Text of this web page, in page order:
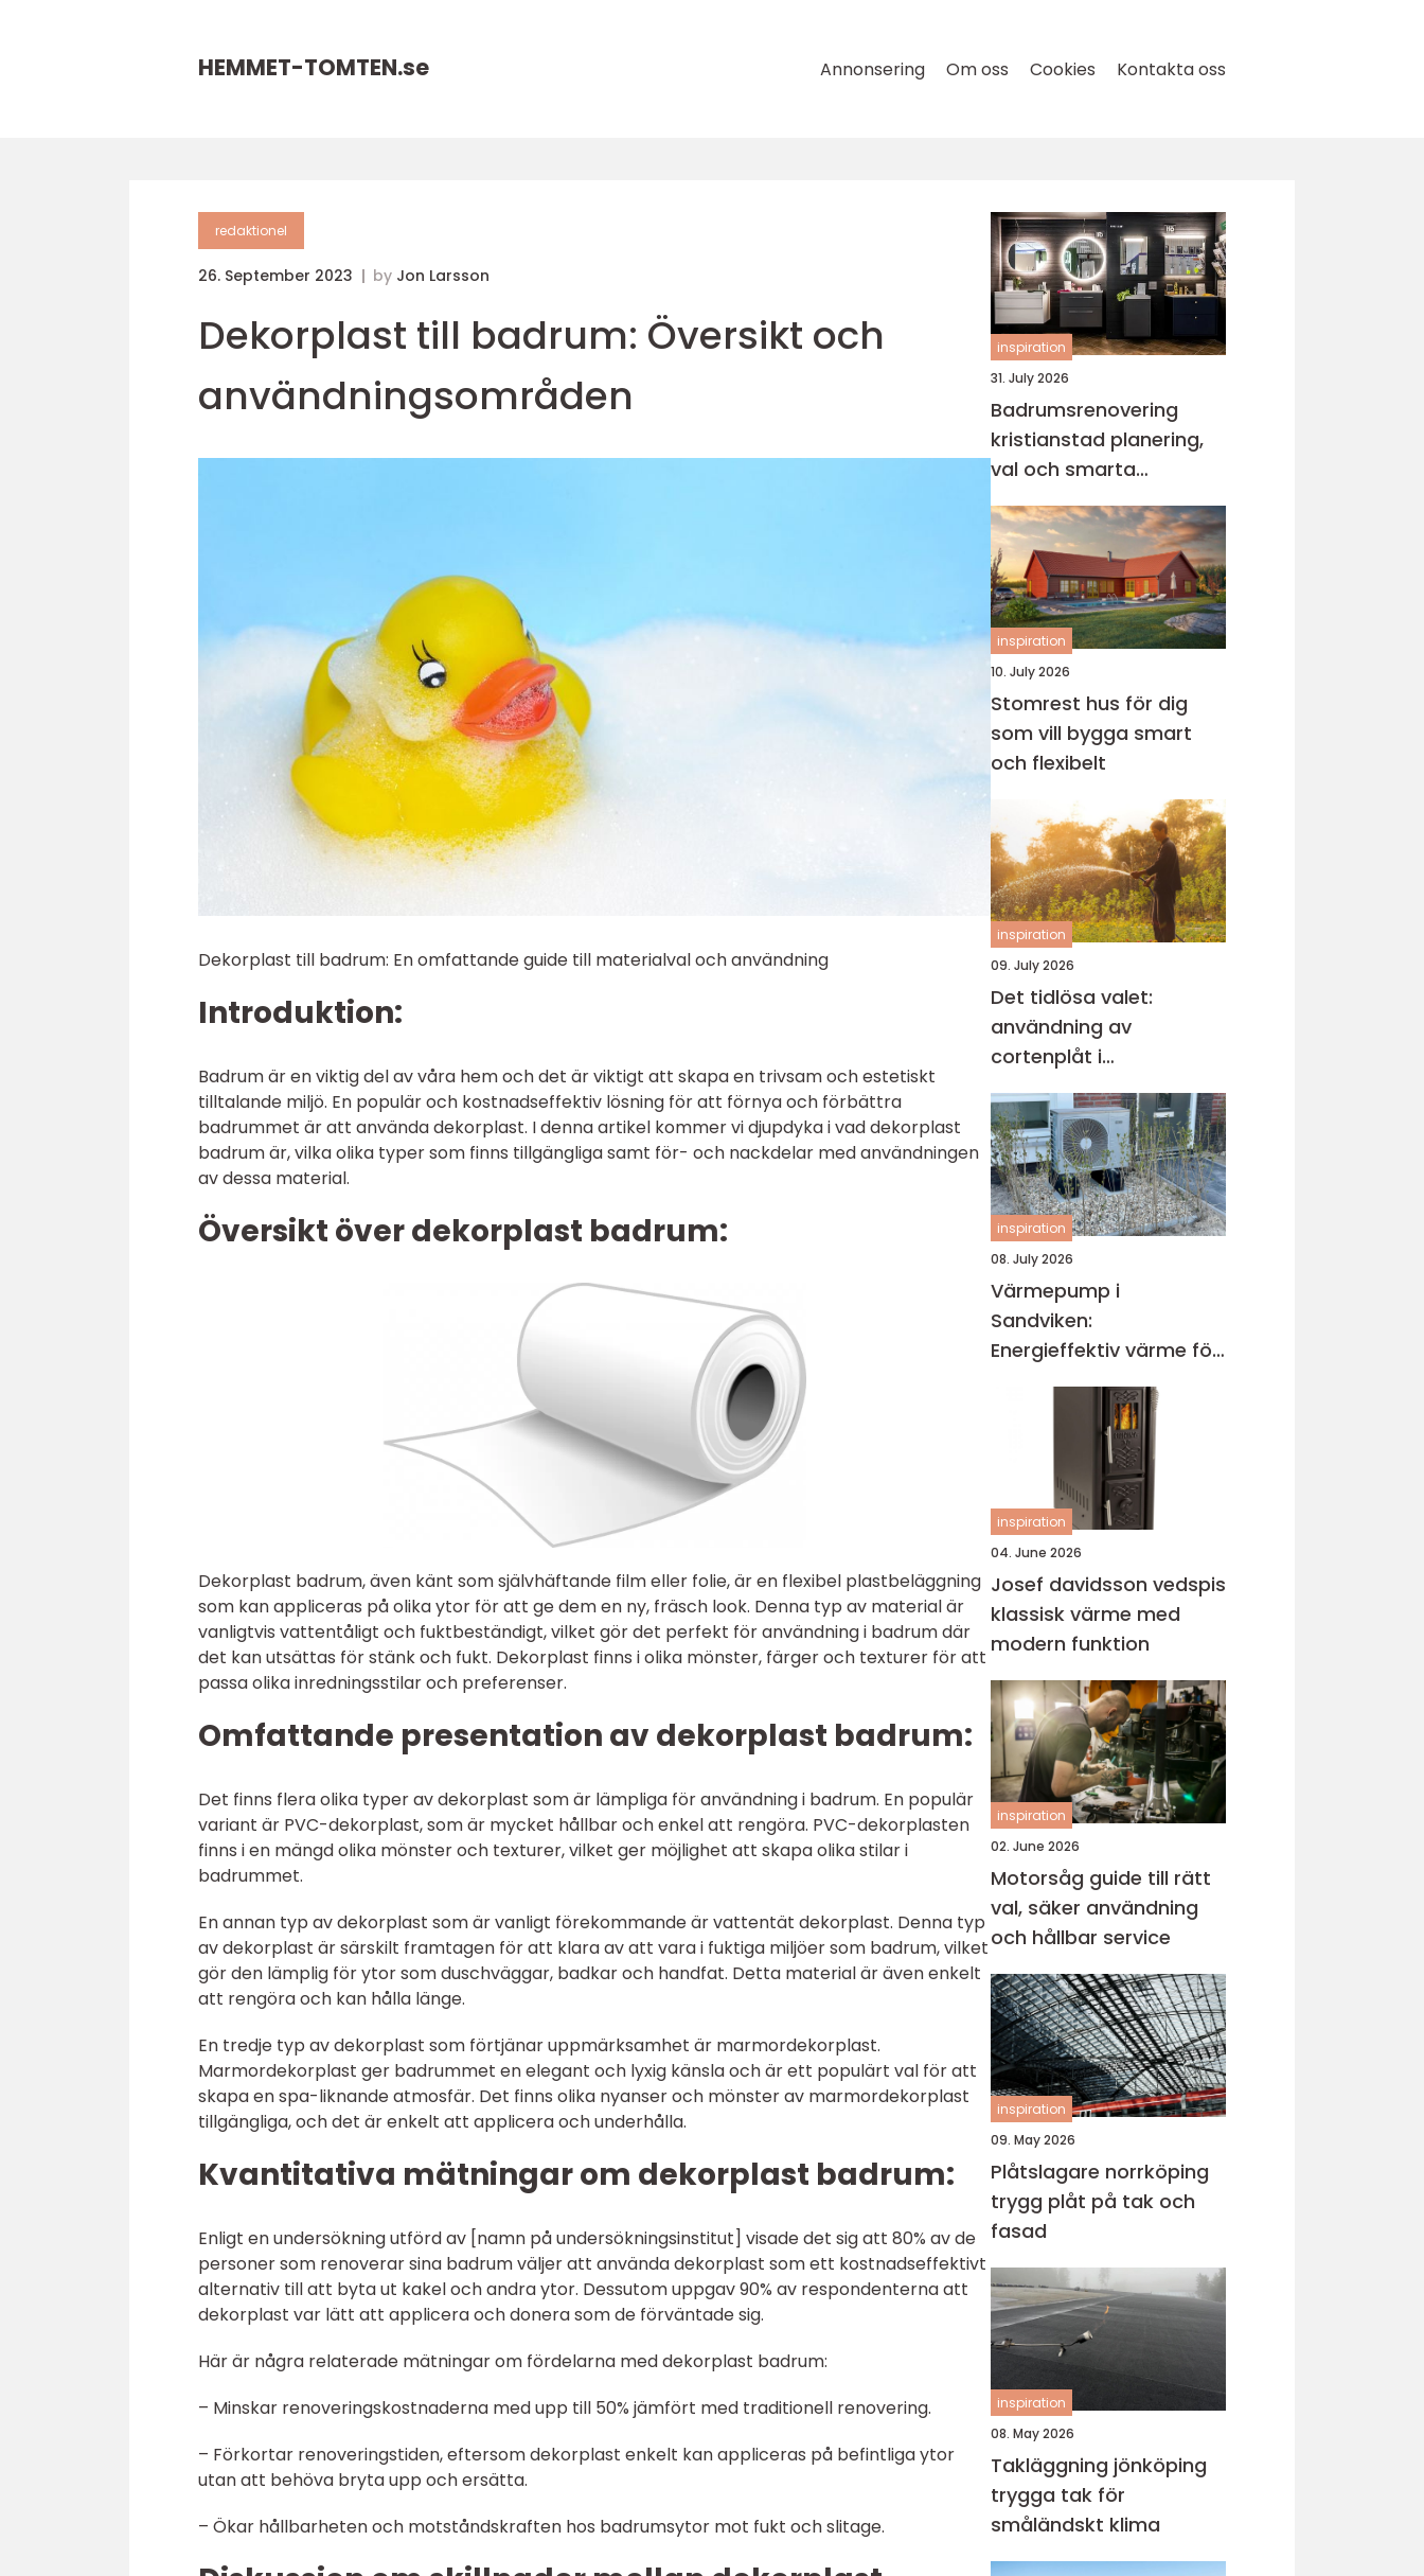
HEMMET-TOMTEN.se Annonsering Om oss Cookies Kontakta oss
redaktionel
26. September 2023 by Jon Larsson
Dekorplast till badrum: Översikt och
användningsområden
Dekorplast till badrum: En omfattande guide till materialval och användning
Introduktion:
Badrum är en viktig del av våra hem och det är viktigt att skapa en trivsam och estetiskt
tilltalande miljö. En populär och kostnadseffektiv lösning för att förnya och förbättra
badrummet är att använda dekorplast. I denna artikel kommer vi djupdyka i vad dekorplast
badrum är, vilka olika typer som finns tillgängliga samt för- och nackdelar med användningen
av dessa material.
Översikt över dekorplast badrum:
Dekorplast badrum, även känt som självhäftande film eller folie, är en flexibel plastbeläggning
som kan appliceras på olika ytor för att ge dem en ny, fräsch look. Denna typ av material är
vanligtvis vattentåligt och fuktbeständigt, vilket gör det perfekt för användning i badrum där
det kan utsättas för stänk och fukt. Dekorplast finns i olika mönster, färger och texturer för att
passa olika inredningsstilar och preferenser.
Omfattande presentation av dekorplast badrum:
Det finns flera olika typer av dekorplast som är lämpliga för användning i badrum. En populär
variant är PVC-dekorplast, som är mycket hållbar och enkel att rengöra. PVC-dekorplasten
finns i en mängd olika mönster och texturer, vilket ger möjlighet att skapa olika stilar i
badrummet.
En annan typ av dekorplast som är vanligt förekommande är vattentät dekorplast. Denna typ
av dekorplast är särskilt framtagen för att klara av att vara i fuktiga miljöer som badrum, vilket
gör den lämplig för ytor som duschväggar, badkar och handfat. Detta material är även enkelt
att rengöra och kan hålla länge.
En tredje typ av dekorplast som förtjänar uppmärksamhet är marmordekorplast.
Marmordekorplast ger badrummet en elegant och lyxig känsla och är ett populärt val för att
skapa en spa-liknande atmosfär. Det finns olika nyanser och mönster av marmordekorplast
tillgängliga, och det är enkelt att applicera och underhålla.
Kvantitativa mätningar om dekorplast badrum:
Enligt en undersökning utförd av [namn på undersökningsinstitut] visade det sig att 80% av de
personer som renoverar sina badrum väljer att använda dekorplast som ett kostnadseffektivt
alternativ till att byta ut kakel och andra ytor. Dessutom uppgav 90% av respondenterna att
dekorplast var lätt att applicera och donera som de förväntade sig.
Här är några relaterade mätningar om fördelarna med dekorplast badrum:
– Minskar renoveringskostnaderna med upp till 50% jämfört med traditionell renovering.
– Förkortar renoveringstiden, eftersom dekorplast enkelt kan appliceras på befintliga ytor
utan att behöva bryta upp och ersätta.
– Ökar hållbarheten och motståndskraften hos badrumsytor mot fukt och slitage.
inspiration
31. July 2026
Badrumsrenovering
kristianstad planering,
val och smarta
genvägar
inspiration
10. July 2026
Stomrest hus för dig
som vill bygga smart
och flexibelt
inspiration
09. July 2026
Det tidlösa valet:
användning av
cortenplåt i
trädgårdsdesign
inspiration
08. July 2026
Värmepump i
Sandviken:
Energieffektiv värme för
villa och fastighet
inspiration
04. June 2026
Josef davidsson vedspis
klassisk värme med
modern funktion
inspiration
02. June 2026
Motorsåg guide till rätt
val, säker användning
och hållbar service
inspiration
09. May 2026
Plåtslagare norrköping
trygg plåt på tak och
fasad
inspiration
08. May 2026
Takläggning jönköping
trygga tak för
småländskt klima